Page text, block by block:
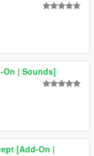
| Sounds]
[Add-On |